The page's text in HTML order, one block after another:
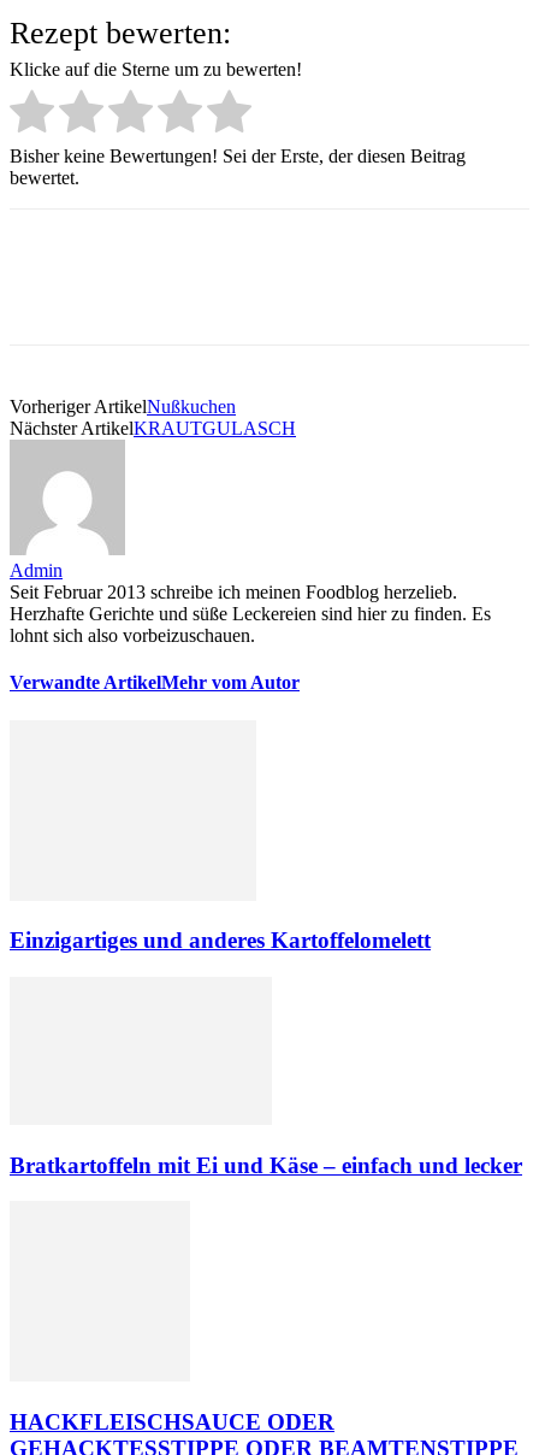
Rezept bewerten:
Klicke auf die Sterne um zu bewerten!
Bisher keine Bewertungen! Sei der Erste, der diesen Beitrag
bewertet.
Vorheriger ArtikelNußkuchen
Nächster ArtikelKRAUTGULASCH
Admin
Seit Februar 2013 schreibe ich meinen Foodblog herzelieb.
Herzhafte Gerichte und süße Leckereien sind hier zu finden. Es
lohnt sich also vorbeizuschauen.
Verwandte ArtikelMehr vom Autor
Einzigartiges und anderes Kartoffelomelett
Bratkartoffeln mit Ei und Käse – einfach und lecker
HACKFLEISCHSAUCE ODER
GEHACKTESSTIPPE ODER BEAMTENSTIPPE